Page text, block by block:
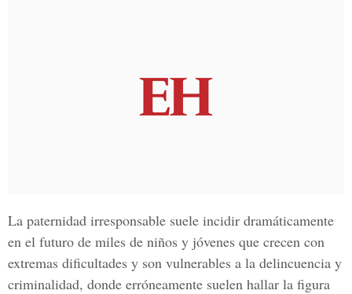
La paternidad irresponsable suele incidir dramáticamente
en el futuro de miles de niños y jóvenes que crecen con
extremas dificultades y son vulnerables a la delincuencia y
criminalidad, donde erróneamente suelen hallar la figura